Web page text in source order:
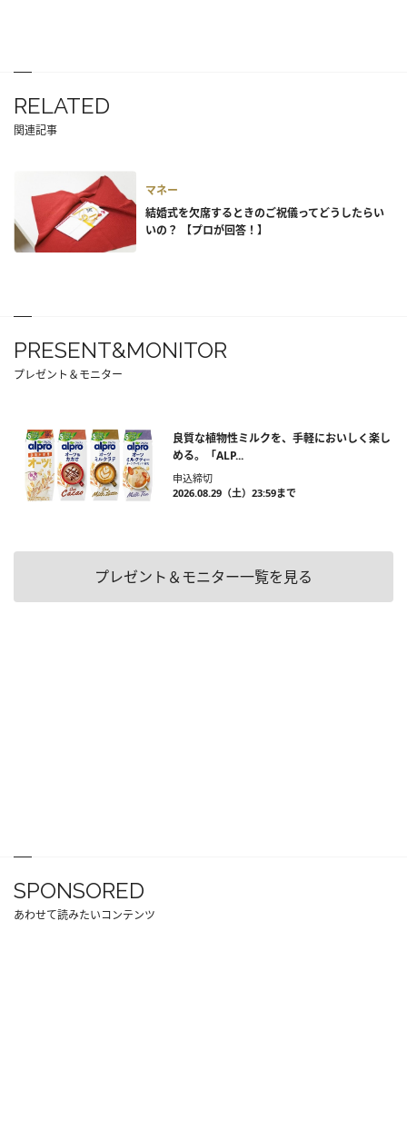
RELATED
関連記事
マネー
結婚式を欠席するときのご祝儀ってどうしたらい
いの？ 【プロが回答！】
PRESENT&MONITOR
プレゼント＆モニター
良質な植物性ミルクを、手軽においしく楽し
める。「ALP...
申込締切
2026.08.29（土）23:59まで
プレゼント＆モニター一覧を見る
SPONSORED
あわせて読みたいコンテンツ